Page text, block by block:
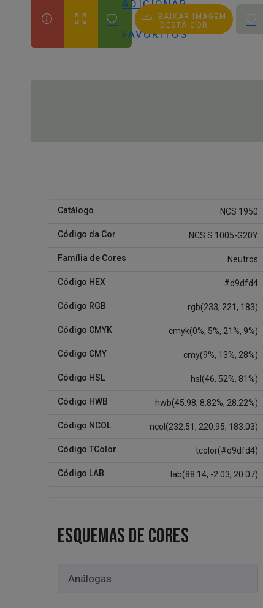
ADICIONAR
AOS
FAVORITOS
BAIXAR IMAGEM
DESTA COR
Catálogo NCS 1950
Código da Cor NCS S 1005-G20Y
Família de Cores Neutros
Código HEX #d9dfd4
Código RGB rgb(233, 221, 183)
Código CMYK cmyk(0%, 5%, 21%, 9%)
Código CMY cmy(9%, 13%, 28%)
Código HSL hsl(46, 52%, 81%)
Código HWB hwb(45.98, 8.82%, 28.22%)
Código NCOL ncol(232.51, 220.95, 183.03)
Código TColor tcolor(#d9dfd4)
Código LAB lab(88.14, -2.03, 20.07)
ESQUEMAS DE CORES